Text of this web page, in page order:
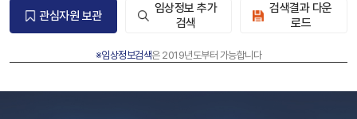
관심자원 보관
임상정보 추가
검색
검색결과 다운
로드
※임상정보검색은 2019년도부터 가능합니다